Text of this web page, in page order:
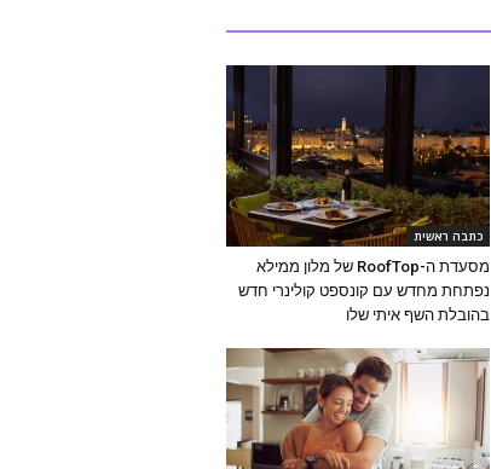
כתבה ראשית
מסעדת ה-RoofTop של מלון ממילא
נפתחת מחדש עם קונספט קולינרי חדש
בהובלת השף איתי שלו